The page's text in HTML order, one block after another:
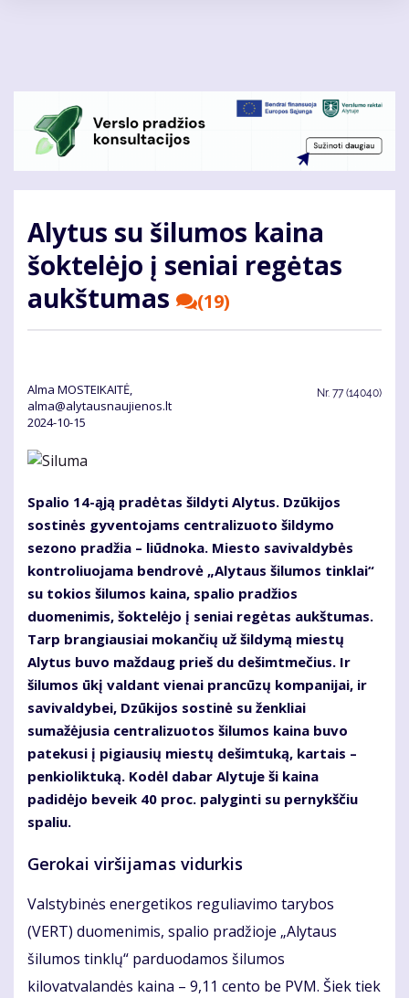
Alytus su šilumos kaina
šoktelėjo į seniai regėtas
aukštumas
(19)
Alma MOSTEIKAITĖ,
alma@alytausnaujienos.lt
2024-10-15
Nr. 77 (14040)
Spalio 14-ąją pradėtas šildyti Alytus. Dzūkijos
sostinės gyventojams centralizuoto šildymo
sezono pradžia – liūdnoka. Miesto savivaldybės
kontroliuojama bendrovė „Alytaus šilumos tinklai“
su tokios šilumos kaina, spalio pradžios
duomenimis, šoktelėjo į seniai regėtas aukštumas.
Tarp brangiausiai mokančių už šildymą miestų
Alytus buvo maždaug prieš du dešimtmečius. Ir
šilumos ūkį valdant vienai prancūzų kompanijai, ir
savivaldybei, Dzūkijos sostinė su ženkliai
sumažėjusia centralizuotos šilumos kaina buvo
patekusi į pigiausių miestų dešimtuką, kartais –
penkioliktuką. Kodėl dabar Alytuje ši kaina
padidėjo beveik 40 proc. palyginti su pernykščiu
spaliu.
Gerokai viršijamas vidurkis
Valstybinės energetikos reguliavimo tarybos
(VERT) duomenimis, spalio pradžioje „Alytaus
šilumos tinklų“ parduodamos šilumos
kilovatvalandės kaina – 9,11 cento be PVM. Šiek tiek